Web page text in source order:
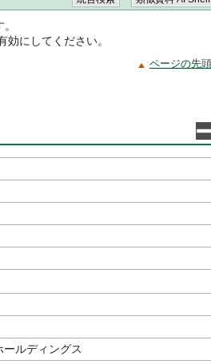
にしてください。
ページの先
ルディングス